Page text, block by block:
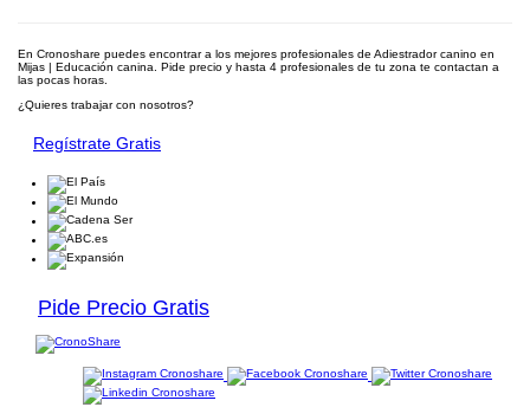
En Cronoshare puedes encontrar a los mejores profesionales de Adiestrador canino en
Mijas | Educación canina. Pide precio y hasta 4 profesionales de tu zona te contactan a
las pocas horas.
¿Quieres trabajar con nosotros?
Regístrate Gratis
Pide Precio Gratis